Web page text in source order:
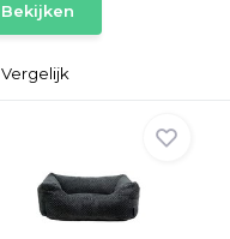
Vergelijk
Bekijken